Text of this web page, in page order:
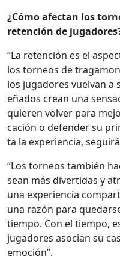
¿Cómo afectan los
reten­ción de
“La reten­ción es el
los tor­neos de
los jugadores vuel­van
eña­dos cre­an una
quieren volver para
cación o defend­er su
ta la expe­ri­en­cia,
“Los tor­neos tam­bién
sean más diver­tidas y
una expe­ri­en­cia
una razón para
tiem­po. Con el tiem­po,
jugadores aso­cian su
emo­ción”.